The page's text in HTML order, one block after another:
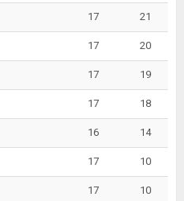
17 21
17 20
17 19
17 18
16 14
17 10
17 10